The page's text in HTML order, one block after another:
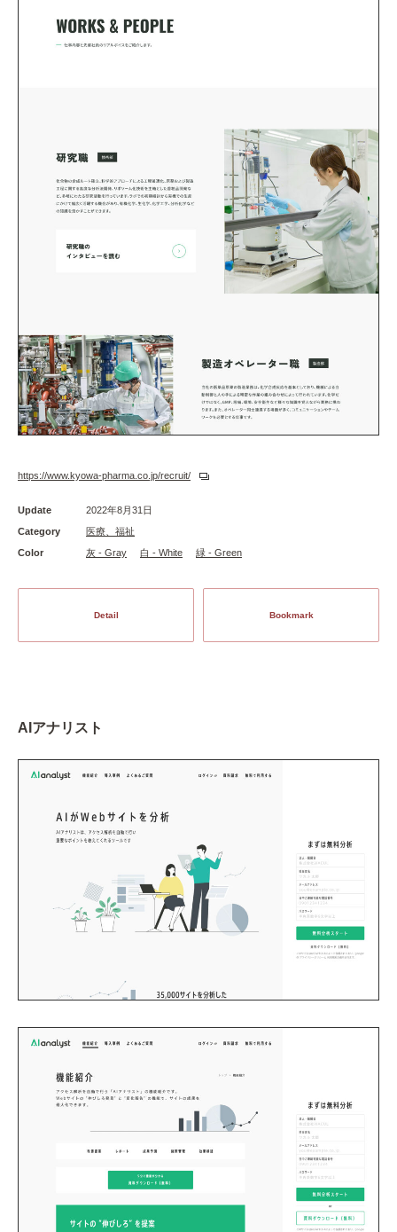
https://www.kyowa-pharma.co.jp/recruit/
Update
2022年8月31日
Category
医療、福祉
Color
灰 - Gray 白 - White 緑 - Green
Detail Bookmark
AIアナリスト